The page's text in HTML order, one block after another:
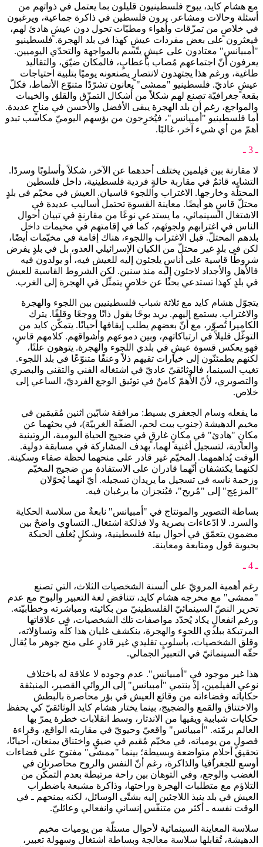
مع هشام كايد، يبوح فلسطينيون قليلون بما يعتمل في ذواتهم من
أسئلة وحالات ومشاعر. يرون فلسطين في ذاكرة جماعية، ويرغبون
في خلاصٍ من تمزّقات وأهواء ومطبّات تحول دون عيشٍ هادئ لهم،
فيعثرون على بعض مفردات عيشٍ كهذا في بلد الهجرة. فلسطينيو
"أمبيانس" معتادون على عيشٍ يتّسم بالمواجهة والتحدّي اليوميين.
يعرفون أنّ اجتماعهم مُصاب بأعطابٍ، فالمكان ضيّق، والتقاليد
طاغية، ورغم هذا يجتهدون لانتصارٍ يصنعونه يوميًا بتلبية احتياجات
عيشٍ عاديّ. فلسطينيو "ممشى" يعانون تشرّدًا متنوّع الأنماط، فكلّ
بقعة جغرافيّة تصنع لهم شكلاً من أشكال التمزّق والقلق والخيبات
والمواجع، رغم أن بلد الهجرة يبقى الأفضل والأحسن في مناحٍ عديدة.
أما فلسطينيو "أمبيانس"، فيُخرِجون من بؤسهم اليوميّ مكاسب تبدو
أهمّ من أي شيء آخر، غالبًا.
ـ 3 ـ
لا مقارنة بين فيلمين يختلف أحدهما عن الآخر، شكلاً وأسلوبًا وسردًا.
التشابه قائمٌ في مقاربة حالةٍ فردية فلسطينية، داخل فلسطين
المحتلّة وخارجها. الاغتراب واللجوء قاسيان. العيش في مخيّم في بلدٍ
محتلّ قاسٍ هو أيضًا. معاينة القسوة تحتمل أساليب عديدة في
الاشتغال السينمائي، ما يستدعي نوعًا من مقارنةٍ في تبيان أحوال
الناس في اغترابهم ولجوئهم، كما في إقامتهم في مخيمات داخل
بلدهم المحتلّ. قبل الاغتراب واللجوء، هناك إقامة في مخيّمات أيضًا،
لكن في بلدٍ غير محتلّ من الكيان الإسرائيلي العدو، بل في بلدٍ يفرض
شروطًا قاسية على أناسٍ يلجئون إليه للعيش فيه، أو يولدون فيه
فالأهل والأجداد لاجئون إليه منذ سنين. لكن الشروط القاسية للعيش
في بلدٍ كهذا تستدعي بحثًا عن خلاصٍ يتمثّل في الهجرة إلى الغرب.
يتجوّل هشام كايد مع ثلاثة شباب فلسطينيين بين اللجوء والهجرة
والاغتراب. يستمع إليهم. يريد بوحًا يقول ذاتًا ووجعًا وقلقًا. يترك
الكاميرا تُصوّر، مع أنّ بعضهم يطلب إيقافها أحيانًا. يتمكّن كايد من
التوغّل قليلاً في ارتباكاتهم، وبين دموعهم وأشواقهم. كلامهم قاسٍ،
فهو يعكس قسوة عيشٍ في بلدي اللجوء والهجرة. يتوهون علنًا،
لكنهم يطمئنّون إلى خيارات تقيهم ذلاً وعنفًا متنوّعًا في بلد اللجوء.
تغيب السينما، فالوثائقيّ عاديّ في اشتغاله الفني والتقني والبصري
والتصويري، لأنّ الأهمّ كامنٌ في توثيق الوجع الفرديّ، الساعي إلى
خلاص.
ما يفعله وسام الجعفري بسيط: مرافقة شابّين اثنين مُقيمَين في
مخيم الدهيشة (جنوب بيت لحم، الضفّة الغربيّة)، في بحثهما عن
مكانٍ "هادئ" في مكانٍ غارقٍ في ضجيج الحياة اليومية، الروتينية
والعادية، لتسجيل أغنية لهما، بهدف المشاركة في مسابقة دولية.
الوقت يُداهمهما. المخيّم غير قادر على منحهما لحظة صفاء وسكينة.
لكنهما يكتشفان أنّهما قادران على الاستفادة من ضجيج المخيّم
وزحمة ناسه في تسجيل ما يريدان تسجيله. أيّ أنهما يُحوّلان
"المزعِج" إلى "مُريح"، فيُنجزان ما يرغبان فيه.
بساطة التصوير والمونتاج في "أمبيانس" نابعةٌ من سلاسة الحكاية
والسرد. لا ادّعاءات بصرية ولا فذلكة اشتغال. التساوي واضحٌ بين
مضمون يتعمّق في أحوال بيئة فلسطينية، وشكلٍ يُغلّف الحبكة
بحيوية قول ومتابعة ومعاينة.
ـ 4 ـ
رغم أهمية المرويّ على ألسنة الشخصيات الثلاث، التي تصنع
"ممشى" مع مخرجه هشام كايد، تتناقض لغة التعبير والبوح مع عدم
تحرير النصّ السينمائيّ الفلسطينيّ من بكائيته ومباشرته وخطابيّته.
ورغم انفعالٍ يكاد يُحدّد مواصفات تلك الشخصيات، في علاقاتها
المرتبكة ببلدي اللجوء والهجرة، ينكشف غليان هذا كلّه وتساؤلاته،
وقلق الشخصيات، بأسلوبٍ تقليدي غير قادرٍ على منح جوهر ما يُقال
حقّه السينمائيّ في التعبير الجمالي.
هذا غير موجود في "أمبيانس". عدم وجوده لا علاقة له باختلاف
نوعي الفيلمين، إذْ ينتمي "أمبيانس" إلى الروائي القصير، المنبثقة
حكاياته وفضاءاته من وقائع العيش في بؤر محاصرة بالبطش
والاختناق والقمع والضجيج، بينما يختار هشام كايد الوثائقيّ كي يحفظ
حكايات شبابية ويقيها من الاندثار، وسط انقلابات خطرة يمرّ بها
العالم برمّته. "أمبيانس" واقعيّ وحيويّ في مقاربته الواقع، وقراءة
فصولٍ من يومياته، في مخيّم مُقيم في ضيقٍ واختناق يمنعان، أحيانًا،
تحقيق أحلامٍ متواضعة وبسيطة؛ بينما "ممشى" مفتوح على فضاءات
أوسع للجغرافيا والذاكرة، رغم أنّ النفس والروح محاصرتان في
الغضب والوجع، وفي التوهان بين راحة مرتبطة بعدم التمكّن من
التلاؤم مع متطلبات الهجرة وراحتها، وذاكرة مشبعة باضطراب
العيش في بلد ينبذ اللاجئين إليه بشتّى الوسائل، لكنه يمنحهم ـ في
الوقت نفسه ـ أكثر من متنفّس إنساني وانفعالي وعائليّ.
سلاسة المعاينة السينمائية لأحوال مستلّة من يوميات مخيم
الدهيشة، تُقابلها سلاسة معالجة وبساطة اشتغال وسهولة تعبير،